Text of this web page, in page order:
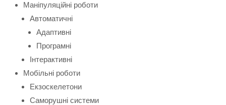
Маніпуляційні роботи
Автоматичні
Адаптивні
Програмні
Інтерактивні
Мобільні роботи
Екзоскелетони
Саморушні системи